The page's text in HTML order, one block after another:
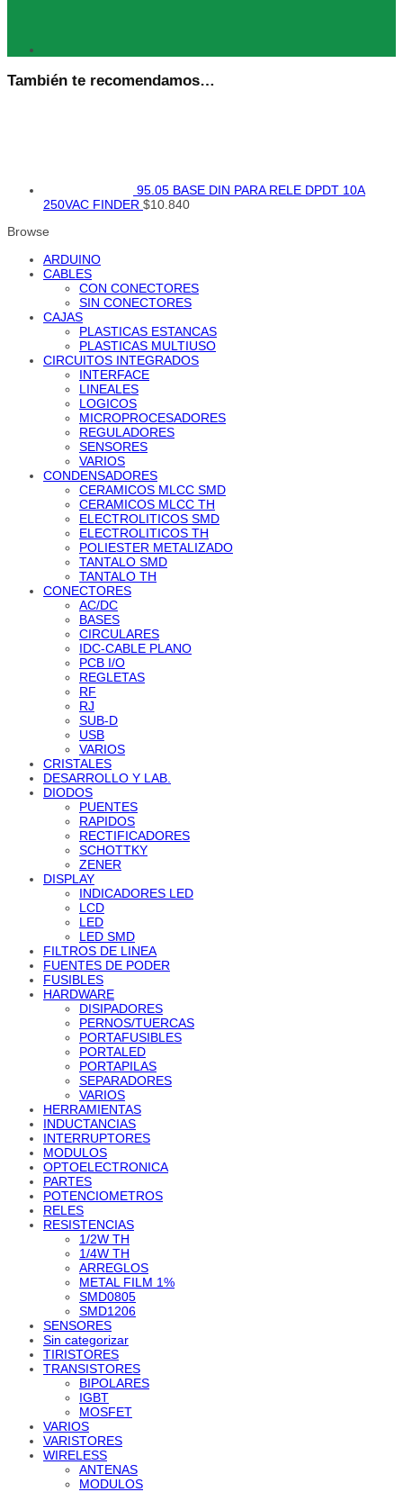
También te recomendamos…
95.05 BASE DIN PARA RELE DPDT 10A
250VAC FINDER $10.840
Browse
ARDUINO
CABLES
CON CONECTORES
SIN CONECTORES
CAJAS
PLASTICAS ESTANCAS
PLASTICAS MULTIUSO
CIRCUITOS INTEGRADOS
INTERFACE
LINEALES
LOGICOS
MICROPROCESADORES
REGULADORES
SENSORES
VARIOS
CONDENSADORES
CERAMICOS MLCC SMD
CERAMICOS MLCC TH
ELECTROLITICOS SMD
ELECTROLITICOS TH
POLIESTER METALIZADO
TANTALO SMD
TANTALO TH
CONECTORES
AC/DC
BASES
CIRCULARES
IDC-CABLE PLANO
PCB I/O
REGLETAS
RF
RJ
SUB-D
USB
VARIOS
CRISTALES
DESARROLLO Y LAB.
DIODOS
PUENTES
RAPIDOS
RECTIFICADORES
SCHOTTKY
ZENER
DISPLAY
INDICADORES LED
LCD
LED
LED SMD
FILTROS DE LINEA
FUENTES DE PODER
FUSIBLES
HARDWARE
DISIPADORES
PERNOS/TUERCAS
PORTAFUSIBLES
PORTALED
PORTAPILAS
SEPARADORES
VARIOS
HERRAMIENTAS
INDUCTANCIAS
INTERRUPTORES
MODULOS
OPTOELECTRONICA
PARTES
POTENCIOMETROS
RELES
RESISTENCIAS
1/2W TH
1/4W TH
ARREGLOS
METAL FILM 1%
SMD0805
SMD1206
SENSORES
Sin categorizar
TIRISTORES
TRANSISTORES
BIPOLARES
IGBT
MOSFET
VARIOS
VARISTORES
WIRELESS
ANTENAS
MODULOS